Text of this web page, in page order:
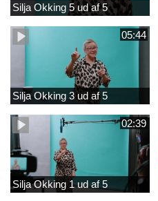
Silja Okking 5 ud af 5
05:44
Silja Okking 3 ud af 5
02:39
Silja Okking 1 ud af 5